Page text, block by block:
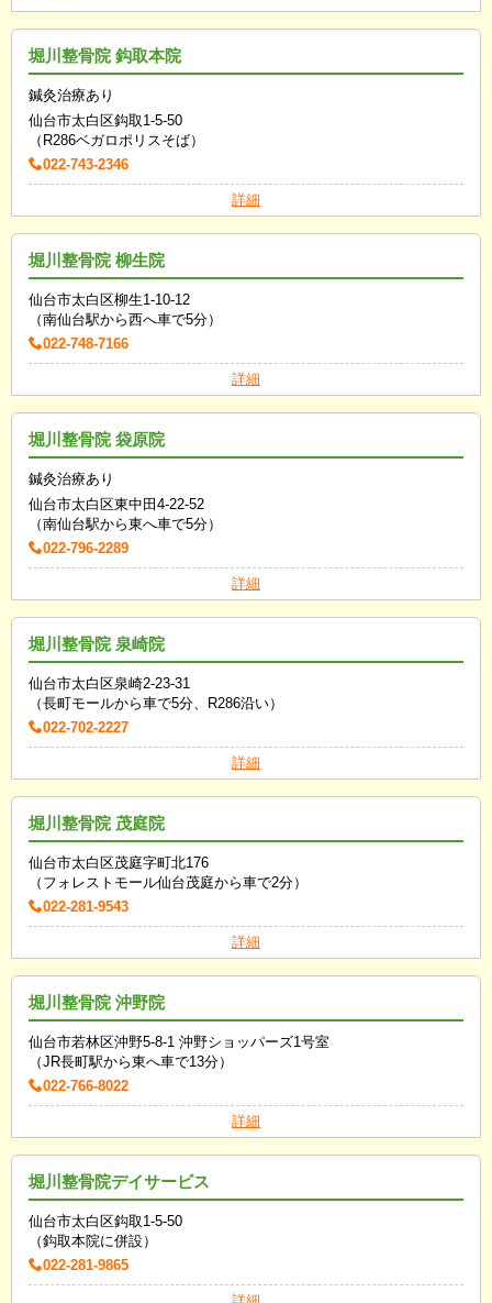
堀川整骨院 鈎取本院
鍼灸治療あり
仙台市太白区鈎取1-5-50
（R286ベガロポリスそば）
022-743-2346
詳細
堀川整骨院 柳生院
仙台市太白区柳生1-10-12
（南仙台駅から西へ車で5分）
022-748-7166
詳細
堀川整骨院 袋原院
鍼灸治療あり
仙台市太白区東中田4-22-52
（南仙台駅から東へ車で5分）
022-796-2289
詳細
堀川整骨院 泉崎院
仙台市太白区泉崎2-23-31
（長町モールから車で5分、R286沿い）
022-702-2227
詳細
堀川整骨院 茂庭院
仙台市太白区茂庭字町北176
（フォレストモール仙台茂庭から車で2分）
022-281-9543
詳細
堀川整骨院 沖野院
仙台市若林区沖野5-8-1 沖野ショッパーズ1号室
（JR長町駅から東へ車で13分）
022-766-8022
詳細
堀川整骨院デイサービス
仙台市太白区鈎取1-5-50
（鈎取本院に併設）
022-281-9865